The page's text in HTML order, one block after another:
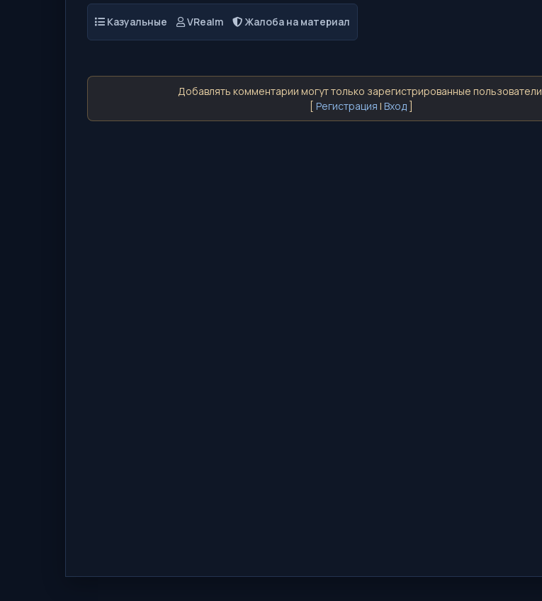
Казуальные VRealm Жалоба на материал
Добавлять комментарии могут только зарегистрированные пользователи.
[ Регистрация | Вход]